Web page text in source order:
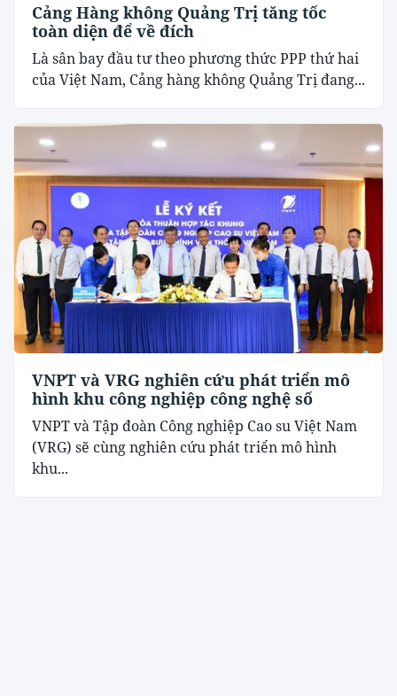
Cảng Hàng không Quảng Trị tăng tốc
toàn diện để về đích
Là sân bay đầu tư theo phương thức PPP thứ hai
của Việt Nam, Cảng hàng không Quảng Trị đang...
VNPT và VRG nghiên cứu phát triển mô
hình khu công nghiệp công nghệ số
VNPT và Tập đoàn Công nghiệp Cao su Việt Nam
(VRG) sẽ cùng nghiên cứu phát triển mô hình
khu...